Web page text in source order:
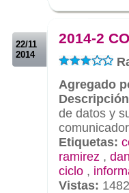
22/11
2014
2014-2
Agregado
de datos y
Etiquetas:
ramirez ,
ciclo ,
Vistas: 1482